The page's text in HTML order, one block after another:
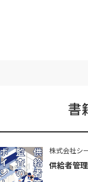
書
株式会社シ
供給者管